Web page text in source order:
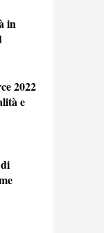
in
2022
e